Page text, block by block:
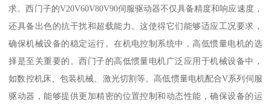
求。西门子的V20V60V80V90伺服驱动器不仅具备精度和响应速度，
还具备出色的抗干扰和超载能力。这使得它们能够适应工况要求，
确保机械设备的稳定运行。在机电控制系统中，高低惯量电机的选
择是至关重要的。西门子的高低惯量电机广泛应用于机械设备中，
如数控机床、包装机械、激光切割等。高低惯量电机配合V系列伺服
驱动器，能够提供更加精密的位置控制和动态性能，确保设备的运